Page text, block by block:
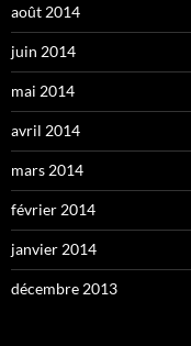
août 2014
juin 2014
mai 2014
avril 2014
mars 2014
février 2014
janvier 2014
décembre 2013